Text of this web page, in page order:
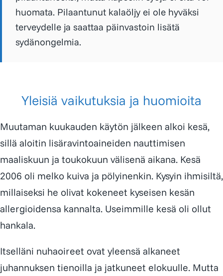
huomata. Pilaantunut kalaöljy ei ole hyväksi
terveydelle ja saattaa päinvastoin lisätä
sydänongelmia.
Yleisiä vaikutuksia ja huomioita
Muutaman kuukauden käytön jälkeen alkoi kesä,
sillä aloitin lisäravinto­aineiden nauttimisen
maaliskuun ja toukokuun välisenä aikana. Kesä
2006 oli melko kuiva ja pölyinenkin. Kysyin ihmisiltä,
millaiseksi he olivat kokeneet kyseisen kesän
allergioidensa kannalta. Useimmille kesä oli ollut
hankala.
Itselläni nuhaoireet ovat yleensä alkaneet
juhannuksen tienoilla ja jatkuneet elokuulle. Mutta